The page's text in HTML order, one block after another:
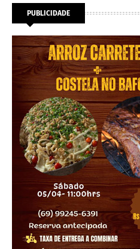
PUBLICIDADE